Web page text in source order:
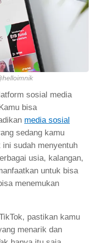
sosial media
bisa
media sosial
sedang kamu
ini sudah menyentuh
usia, kalangan,
untuk bisa
menemukan
pastikan kamu
menarik dan